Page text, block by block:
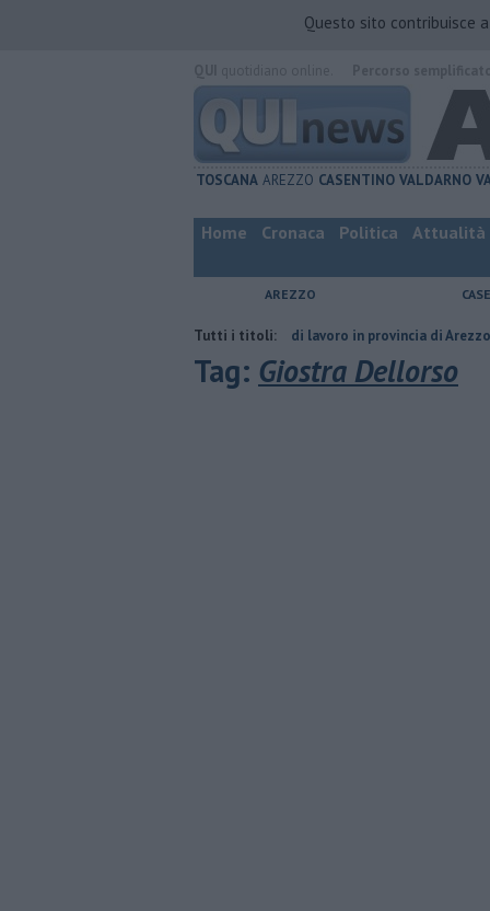
Questo sito contribuisce
TOSCANA AREZZO CASENTINO VALDARNO
Home Cronaca Politica Attualità
AREZZO
Tutti i titoli:
​Tutte le offerte di lavoro in provincia di Arezzo
Tag: Giostra Dellorso